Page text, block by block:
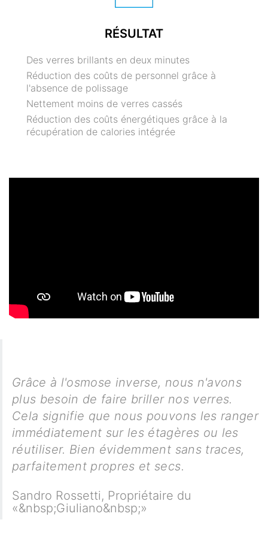
RÉSULTAT
Des verres brillants en deux minutes
Réduction des coûts de personnel grâce à
l'absence de polissage
Nettement moins de verres cassés
Réduction des coûts énergétiques grâce à la
récupération de calories intégrée
Grâce à l'osmose inverse, nous n'avons
plus besoin de faire briller nos verres.
Cela signifie que nous pouvons les ranger
immédiatement sur les étagères ou les
réutiliser. Bien évidemment sans traces,
parfaitement propres et secs.
Sandro Rossetti, Propriétaire du
«&nbsp;Giuliano&nbsp;»